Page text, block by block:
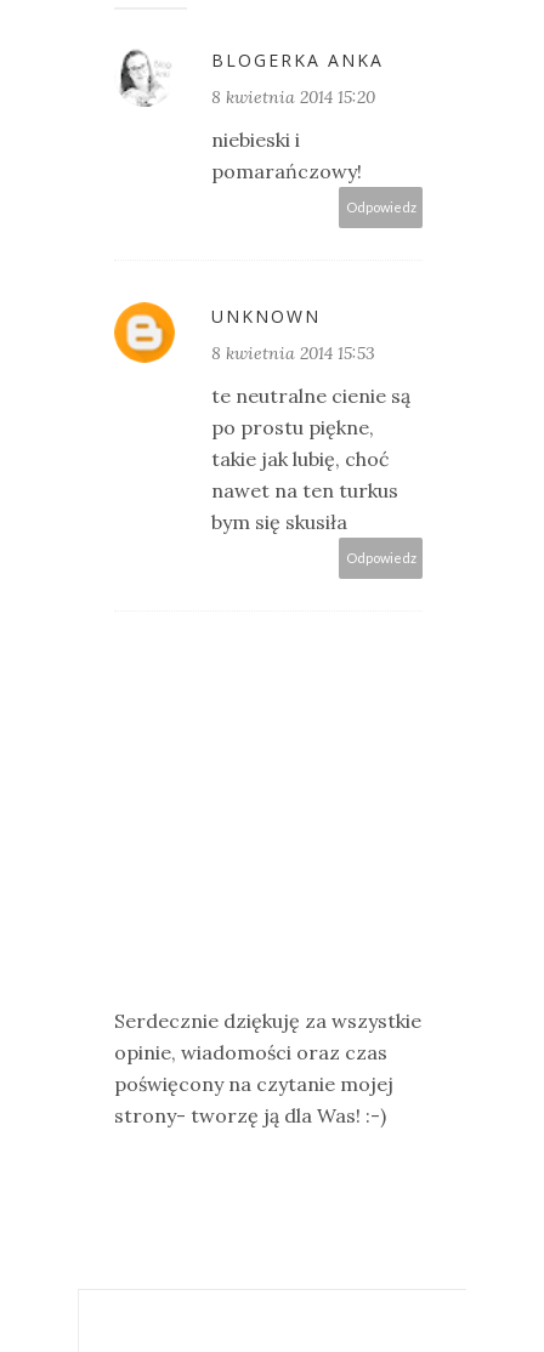
BLOGERKA ANKA
8 kwietnia 2014 15:20
niebieski i
pomarańczowy!
Odpowiedz
UNKNOWN
8 kwietnia 2014 15:53
te neutralne cienie są
po prostu piękne,
takie jak lubię, choć
nawet na ten turkus
bym się skusiła
Odpowiedz
Serdecznie dziękuję za wszystkie
opinie, wiadomości oraz czas
poświęcony na czytanie mojej
strony- tworzę ją dla Was! :-)